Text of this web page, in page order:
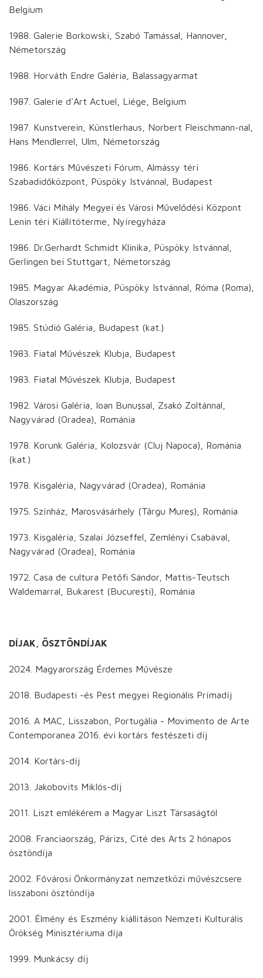
Belgium
1988. Galerie Borkowski, Szabó Tamással, Hannover,
Németország
1988. Horváth Endre Galéria, Balassagyarmat
1987. Galerie d'Art Actuel, Liége, Belgium
1987. Kunstverein, Künstlerhaus, Norbert Fleischmann-nal,
Hans Mendlerrel, Ulm, Németország
1986. Kortárs Művészeti Fórum, Almássy téri
Szabadidőközpont, Püspöky Istvánnal, Budapest
1986. Váci Mihály Megyei és Városi Művelődési Központ
Lenin téri Kiállítóterme, Nyíregyháza
1986. Dr.Gerhardt Schmidt Klinika, Püspöky Istvánnal,
Gerlingen bei Stuttgart, Németország
1985. Magyar Akadémia, Püspöky Istvánnal, Róma (Roma),
Olaszország
1985. Stúdió Galéria, Budapest (kat.)
1983. Fiatal Művészek Klubja, Budapest
1983. Fiatal Művészek Klubja, Budapest
1982. Városi Galéria, Ioan Bunuşsal, Zsakó Zoltánnal,
Nagyvárad (Oradea), Románia
1978. Korunk Galéria, Kolozsvár (Cluj Napoca), Románia
(kat.)
1978. Kisgaléria, Nagyvárad (Oradea), Románia
1975. Színház, Marosvásárhely (Târgu Mureş), Románia
1973. Kisgaléria, Szalai Józseffel, Zemlényi Csabával,
Nagyvárad (Oradea), Románia
1972. Casa de cultura Petőfi Sándor, Mattis-Teutsch
Waldemarral, Bukarest (Bucureşti), Románia
DÍJAK, ÖSZTÖNDÍJAK
2024. Magyarország Érdemes Művésze
2018. Budapesti -és Pest megyei Regionális Prímadíj
2016. A MAC, Lisszabon, Portugália - Movimento de Arte
Contemporanea 2016. évi kortárs festészeti díj
2014. Kortárs-díj
2013. Jakobovits Miklós-díj
2011. Liszt emlékérem a Magyar Liszt Társaságtól
2008. Franciaország, Párizs, Cité des Arts 2 hónapos
ösztöndíja
2002. Fővárosi Önkormányzat nemzetközi művészcsere
lisszaboni ösztöndíja
2001. Élmény és Eszmény kiállításon Nemzeti Kulturális
Örökség Minisztériuma díja
1999. Munkácsy díj